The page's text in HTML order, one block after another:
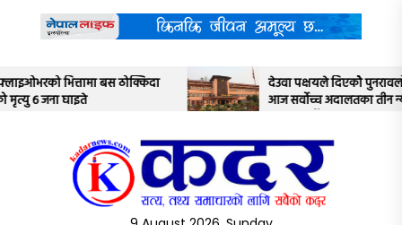
content
देउवा पक्षयले दिएकोे पुनरावलोकन निवेदनमाथि
आज सर्वोच्च अदालतका तीन न्यायाधीशले